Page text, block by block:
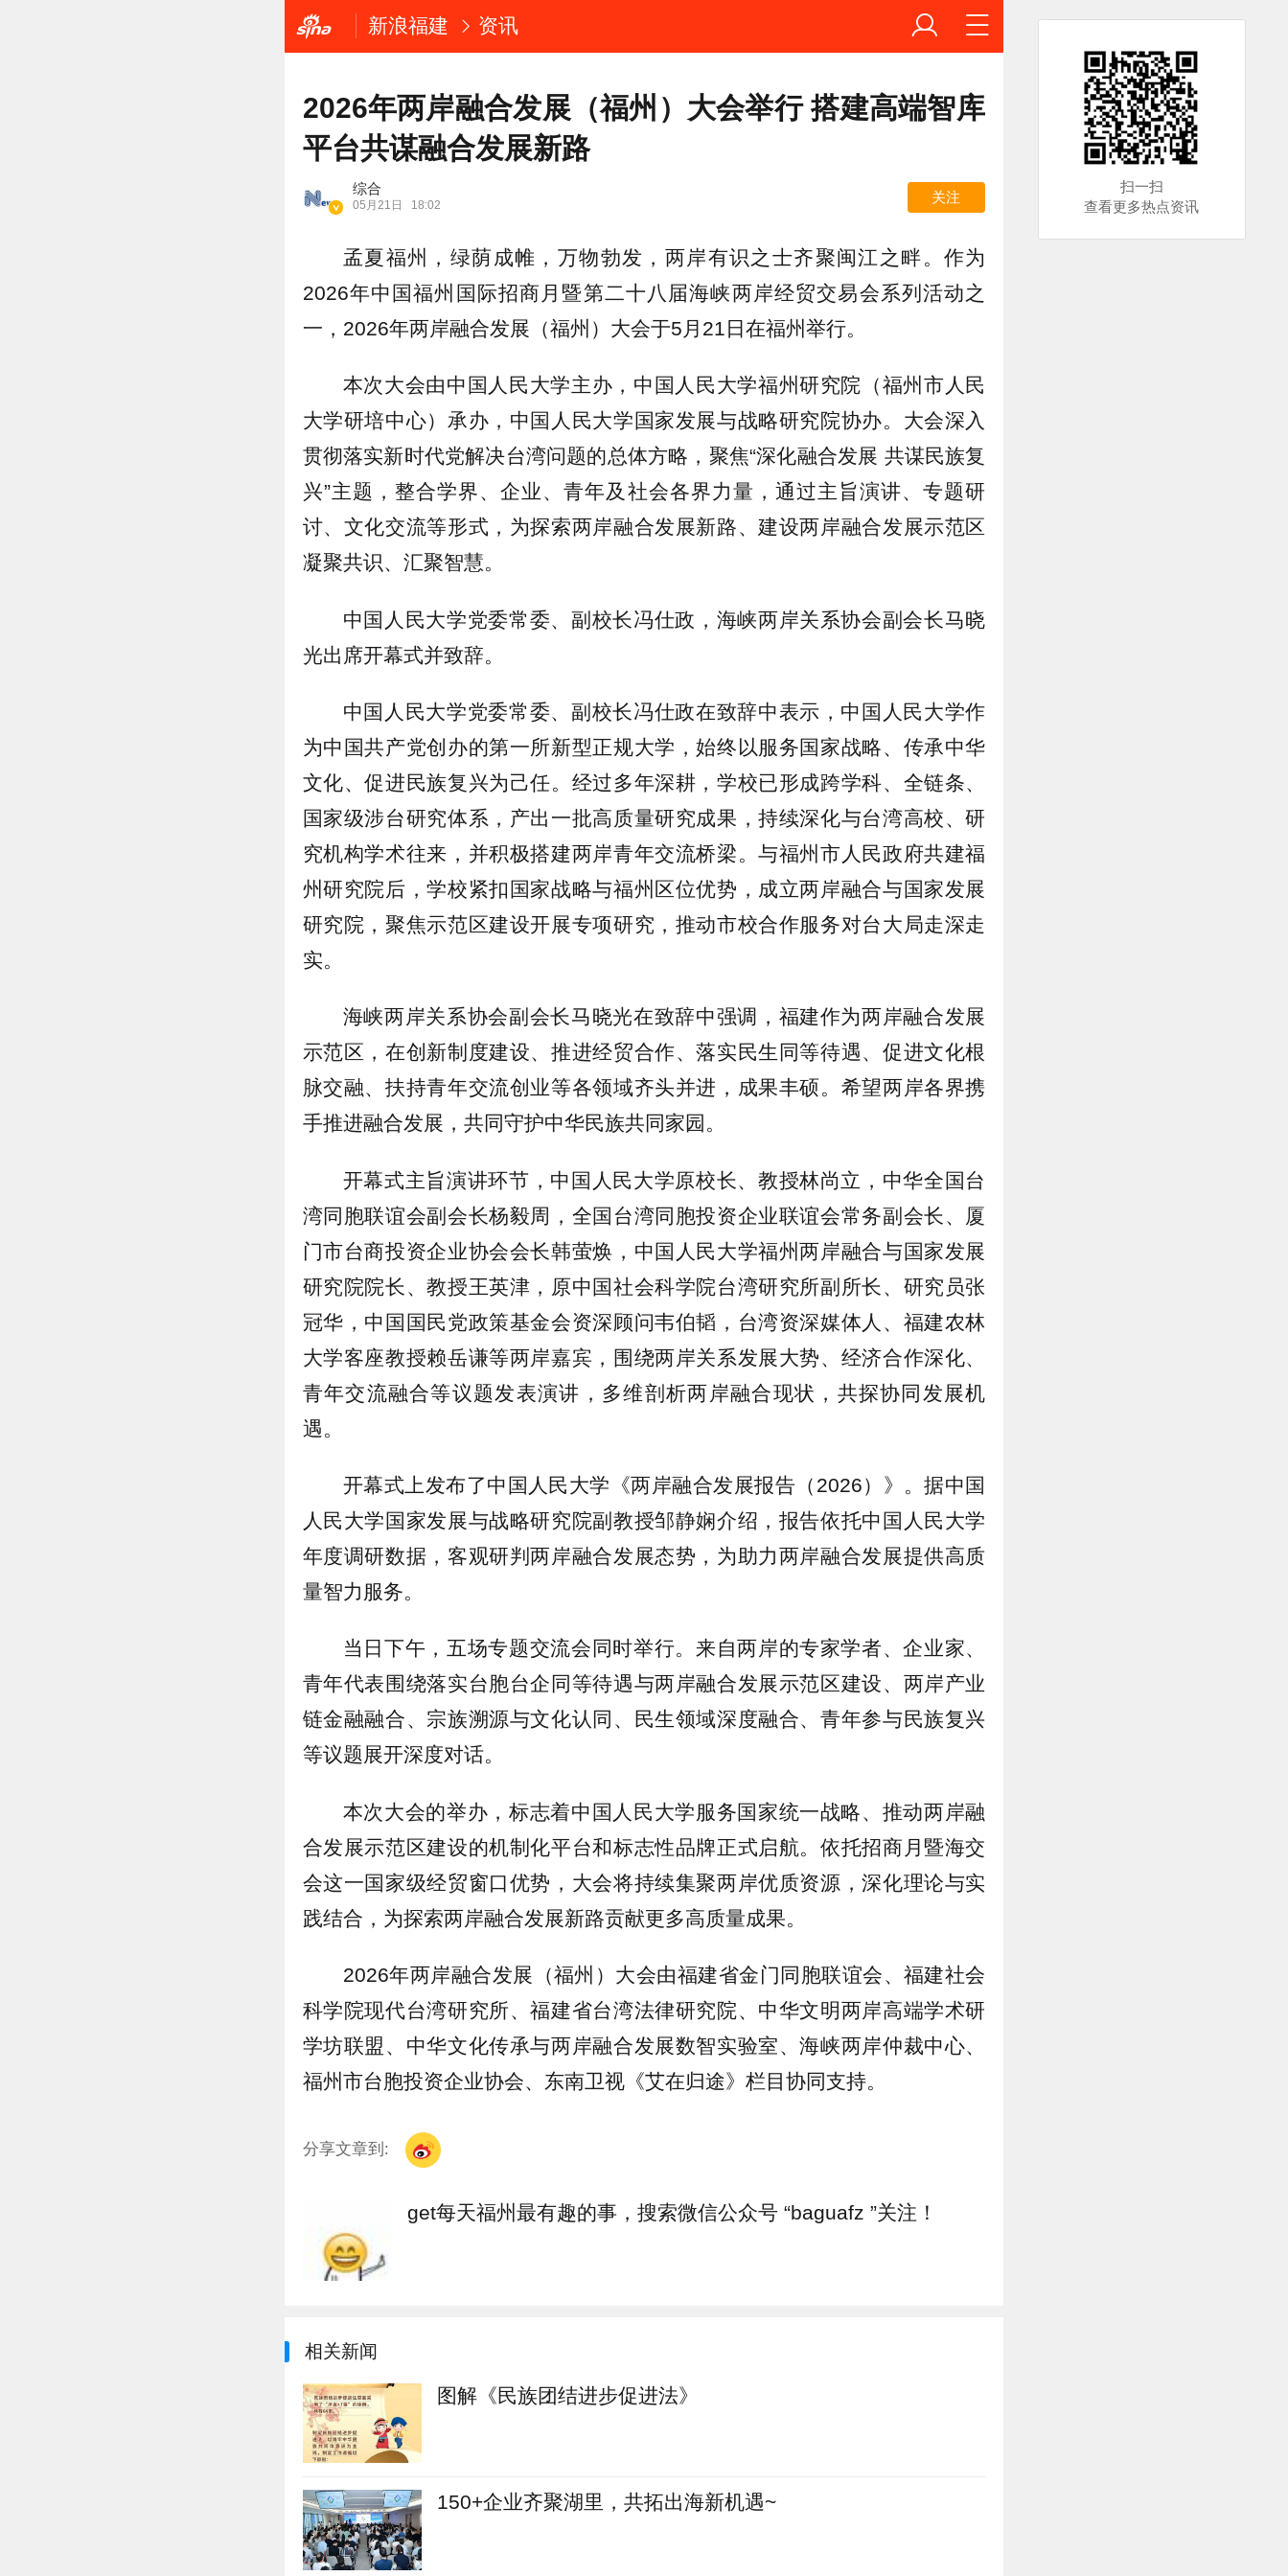
新浪福建 资讯
2026年两岸融合发展（福州）大会举行 搭建高端智库
平台共谋融合发展新路
综合
05月21日 18:02
关注
孟夏福州，绿荫成帷，万物勃发，两岸有识之士齐聚闽江之畔。作为
2026年中国福州国际招商月暨第二十八届海峡两岸经贸交易会系列活动之
一，2026年两岸融合发展（福州）大会于5月21日在福州举行。
本次大会由中国人民大学主办，中国人民大学福州研究院（福州市人民
大学研培中心）承办，中国人民大学国家发展与战略研究院协办。大会深入
贯彻落实新时代党解决台湾问题的总体方略，聚焦“深化融合发展 共谋民族复
兴”主题，整合学界、企业、青年及社会各界力量，通过主旨演讲、专题研
讨、文化交流等形式，为探索两岸融合发展新路、建设两岸融合发展示范区
凝聚共识、汇聚智慧。
中国人民大学党委常委、副校长冯仕政，海峡两岸关系协会副会长马晓
光出席开幕式并致辞。
中国人民大学党委常委、副校长冯仕政在致辞中表示，中国人民大学作
为中国共产党创办的第一所新型正规大学，始终以服务国家战略、传承中华
文化、促进民族复兴为己任。经过多年深耕，学校已形成跨学科、全链条、
国家级涉台研究体系，产出一批高质量研究成果，持续深化与台湾高校、研
究机构学术往来，并积极搭建两岸青年交流桥梁。与福州市人民政府共建福
州研究院后，学校紧扣国家战略与福州区位优势，成立两岸融合与国家发展
研究院，聚焦示范区建设开展专项研究，推动市校合作服务对台大局走深走
实。
海峡两岸关系协会副会长马晓光在致辞中强调，福建作为两岸融合发展
示范区，在创新制度建设、推进经贸合作、落实民生同等待遇、促进文化根
脉交融、扶持青年交流创业等各领域齐头并进，成果丰硕。希望两岸各界携
手推进融合发展，共同守护中华民族共同家园。
开幕式主旨演讲环节，中国人民大学原校长、教授林尚立，中华全国台
湾同胞联谊会副会长杨毅周，全国台湾同胞投资企业联谊会常务副会长、厦
门市台商投资企业协会会长韩萤焕，中国人民大学福州两岸融合与国家发展
研究院院长、教授王英津，原中国社会科学院台湾研究所副所长、研究员张
冠华，中国国民党政策基金会资深顾问韦伯韬，台湾资深媒体人、福建农林
大学客座教授赖岳谦等两岸嘉宾，围绕两岸关系发展大势、经济合作深化、
青年交流融合等议题发表演讲，多维剖析两岸融合现状，共探协同发展机
遇。
开幕式上发布了中国人民大学《两岸融合发展报告（2026）》。据中国
人民大学国家发展与战略研究院副教授邹静娴介绍，报告依托中国人民大学
年度调研数据，客观研判两岸融合发展态势，为助力两岸融合发展提供高质
量智力服务。
当日下午，五场专题交流会同时举行。来自两岸的专家学者、企业家、
青年代表围绕落实台胞台企同等待遇与两岸融合发展示范区建设、两岸产业
链金融融合、宗族溯源与文化认同、民生领域深度融合、青年参与民族复兴
等议题展开深度对话。
本次大会的举办，标志着中国人民大学服务国家统一战略、推动两岸融
合发展示范区建设的机制化平台和标志性品牌正式启航。依托招商月暨海交
会这一国家级经贸窗口优势，大会将持续集聚两岸优质资源，深化理论与实
践结合，为探索两岸融合发展新路贡献更多高质量成果。
2026年两岸融合发展（福州）大会由福建省金门同胞联谊会、福建社会
科学院现代台湾研究所、福建省台湾法律研究院、中华文明两岸高端学术研
学坊联盟、中华文化传承与两岸融合发展数智实验室、海峡两岸仲裁中心、
福州市台胞投资企业协会、东南卫视《艾在归途》栏目协同支持。
分享文章到:
get每天福州最有趣的事，搜索微信公众号 “baguafz ”关注！
相关新闻
图解《民族团结进步促进法》
150+企业齐聚湖里，共拓出海新机遇~
扫一扫
查看更多热点资讯